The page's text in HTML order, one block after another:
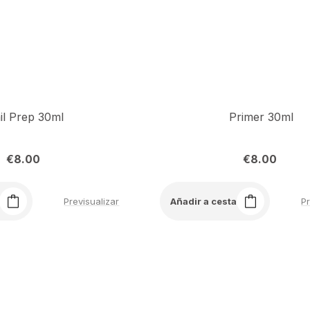
Previsualizar
Prep 30ml
€8.00
Añadir a cesta
Primer 30ml
€8.00